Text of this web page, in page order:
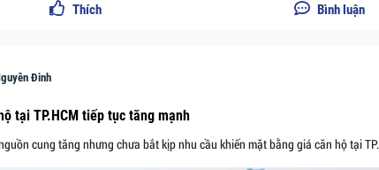
Thích Bình luận
Đinh
tại TP.HCM tiếp tục tăng mạnh
cung tăng nhưng chưa bắt kịp nhu cầu khiến mặt bằng giá căn hộ tại